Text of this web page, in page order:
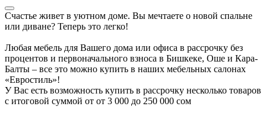
Счастье живет в уютном доме. Вы мечтаете о новой спальне
или диване? Теперь это легко!
Любая мебель для Вашего дома или офиса в рассрочку без
процентов и первоначального взноса в Бишкеке, Оше и Кара-
Балты – все это можно купить в наших мебельных салонах
«Евростиль»!
У Вас есть возможность купить в рассрочку несколько товаров
с итоговой суммой от от 3 000 до 250 000 сом